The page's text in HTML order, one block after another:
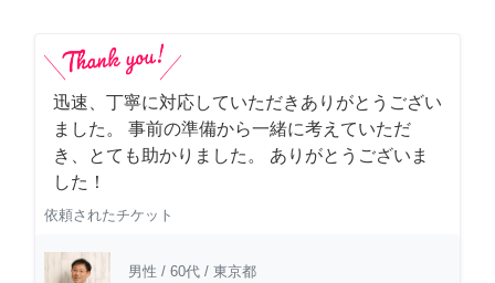
迅速、丁寧に対応していただきありがとうござい
ました。 事前の準備から一緒に考えていただ
き、とても助かりました。 ありがとうございま
した！
依頼されたチケット
男性 / 60代 / 東京都